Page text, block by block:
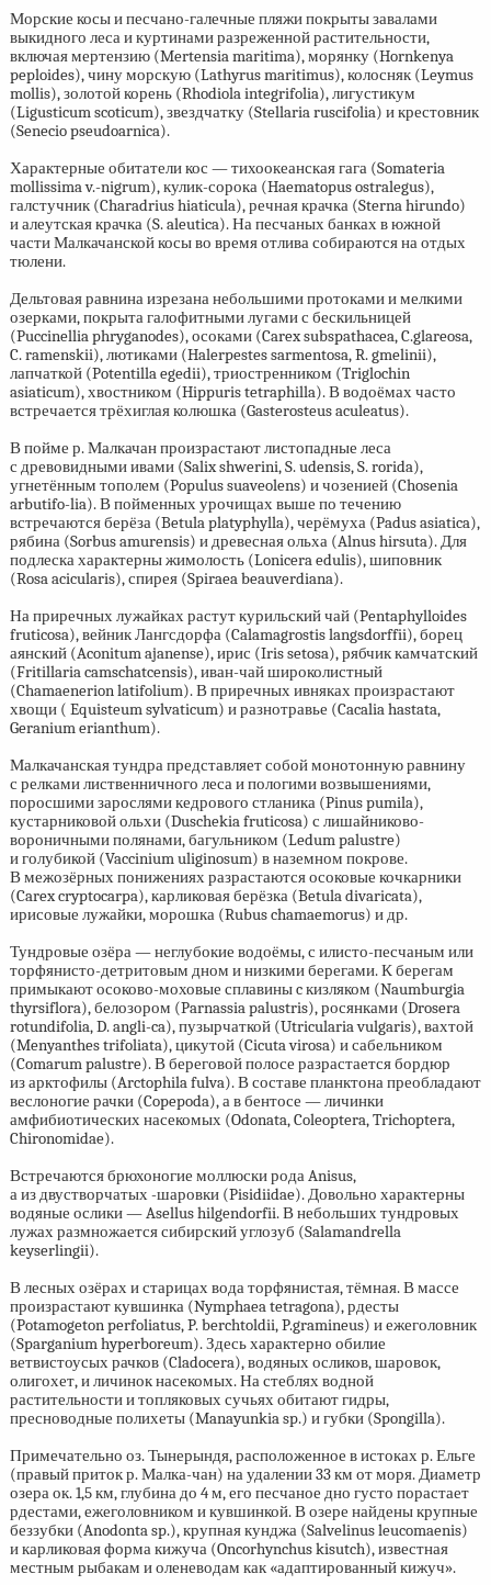
Морские косы и песчано-галечные пляжи покрыты завалами
выкидного леса и куртинами разреженной растительности,
включая мертензию (Mertensia maritima), морянку (Hornkenya
peploides), чину морскую (Lathyrus maritimus), колосняк (Leymus
mollis), золотой корень (Rhodiola integrifolia), лигустикум
(Ligusticum scoticum), звездчатку (Stellaria ruscifolia) и крестовник
(Senecio pseudoarnica).
Характерные обитатели кос — тихоокеанская гага (Somateria
mollissima v.-nigrum), кулик-сорока (Haematopus ostralegus),
галстучник (Charadrius hiaticula), речная крачка (Sterna hirundo)
и алеутская крачка (S. aleutica). На песчаных банках в южной
части Малкачанской косы во время отлива собираются на отдых
тюлени.
Дельтовая равнина изрезана небольшими протоками и мелкими
озерками, покрыта галофитными лугами с бескильницей
(Puccinellia phryganodes), осоками (Carex subspathacea, C.glareosa,
C. ramenskii), лютиками (Halerpestes sarmentosa, R. gmelinii),
лапчаткой (Potentilla egedii), триостренником (Triglochin
asiaticum), хвостником (Hippuris tetraphilla). В водоёмах часто
встречается трёхиглая колюшка (Gasterosteus aculeatus).
В пойме р. Малкачан произрастают листопадные леса
с древовидными ивами (Salix shwerini, S. udensis, S. rorida),
угнетённым тополем (Populus suaveolens) и чозенией (Chosenia
arbutifo-lia). В пойменных урочищах выше по течению
встречаются берёза (Betula platyphylla), черёмуха (Padus asiatica),
рябина (Sorbus amurensis) и древесная ольха (Alnus hirsuta). Для
подлеска характерны жимолость (Lonicera edulis), шиповник
(Rosa acicularis), спирея (Spiraea beauverdiana).
На приречных лужайках растут курильский чай (Pentaphylloides
fruticosa), вейник Лангсдорфа (Calamagrostis langsdorffii), борец
аянский (Aconitum ajanense), ирис (Iris setosa), рябчик камчатский
(Fritillaria camschatcensis), иван-чай широколистный
(Chamaenerion latifolium). В приречных ивняках произрастают
хвощи ( Equisteum sylvaticum) и разнотравье (Cacalia hastata,
Geranium erianthum).
Малкачанская тундра представляет собой монотонную равнину
с релками лиственничного леса и пологими возвышениями,
поросшими зарослями кедрового стланика (Pinus pumila),
кустарниковой ольхи (Duschekia fruticosa) с лишайниково-
вороничными полянами, багульником (Ledum palustre)
и голубикой (Vaccinium uliginosum) в наземном покрове.
В межозёрных понижениях разрастаются осоковые кочкарники
(Carex cryptocarpa), карликовая берёзка (Betula divaricata),
ирисовые лужайки, морошка (Rubus chamaemorus) и др.
Тундровые озёра — неглубокие водоёмы, с илисто-песчаным или
торфянисто-детритовым дном и низкими берегами. К берегам
примыкают осоково-моховые сплавины c кизляком (Naumburgia
thyrsiflora), белозором (Parnassia palustris), росянками (Drosera
rotundifolia, D. angli-ca), пузырчаткой (Utricularia vulgaris), вахтой
(Menyanthes trifoliata), цикутой (Cicuta virosa) и сабельником
(Comarum palustre). В береговой полосе разрастается бордюр
из арктофилы (Arctophila fulva). В составе планктона преобладают
веслоногие рачки (Copepoda), а в бентосе — личинки
амфибиотических насекомых (Odonata, Coleoptera, Trichoptera,
Chironomidae).
Встречаются брюхоногие моллюски рода Anisus,
а из двустворчатых -шаровки (Pisidiidae). Довольно характерны
водяные ослики — Asellus hilgendorfii. В небольших тундровых
лужах размножается сибирский углозуб (Salamandrella
keyserlingii).
В лесных озёрах и старицах вода торфянистая, тёмная. В массе
произрастают кувшинка (Nymphaea tetragona), рдесты
(Potamogeton perfoliatus, P. berchtoldii, P.gramineus) и ежеголовник
(Sparganium hyperboreum). Здесь характерно обилие
ветвистоусых рачков (Cladocera), водяных осликов, шаровок,
олигохет, и личинок насекомых. На стеблях водной
растительности и топляковых сучьях обитают гидры,
пресноводные полихеты (Manayunkia sp.) и губки (Spongilla).
Примечательно оз. Тынерындя, расположенное в истоках р. Ельге
(правый приток р. Малка-чан) на удалении 33 км от моря. Диаметр
озера ок. 1,5 км, глубина до 4 м, его песчаное дно густо порастает
рдестами, ежеголовником и кувшинкой. В озере найдены крупные
беззубки (Anodonta sp.), крупная кунджа (Salvelinus leucomaenis)
и карликовая форма кижуча (Oncorhynchus kisutch), известная
местным рыбакам и оленеводам как «адаптированный кижуч».